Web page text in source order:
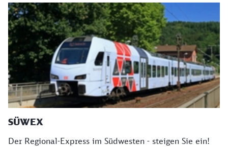
SÜWEX
Der Regional-Express im Südwesten - steigen Sie ein!